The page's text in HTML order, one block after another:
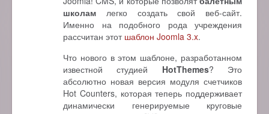
школам легко создать свой веб-сайт.
Именно на подобного рода учреждения
рассчитан этот шаблон Joomla 3.x.
Что нового в этом шаблоне, разработанном
известной студией HotThemes? Это
абсолютно новая версия модуля счетчиков
Hot Counters, которая теперь поддерживает
динамически генерируемые круговые